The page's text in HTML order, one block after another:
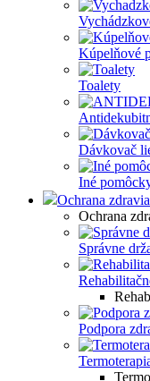
Kúpelňové
Toalety
Dávkovač
Iné
Ochrana zdravia
Ochrana
Správne
Podpora